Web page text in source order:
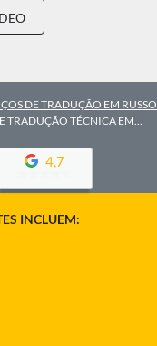
DE TRADUÇÃO EM RUSSO
TRADUÇÃO TÉCNICA EM…
4,7
INCLUEM: